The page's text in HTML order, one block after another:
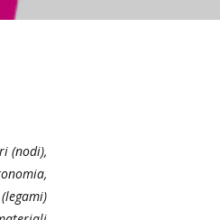
(nodi),